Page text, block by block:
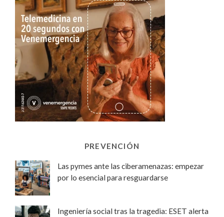
PREVENCIÓN
Las pymes ante las ciberamenazas: empezar
por lo esencial para resguardarse
Ingeniería social tras la tragedia: ESET alerta